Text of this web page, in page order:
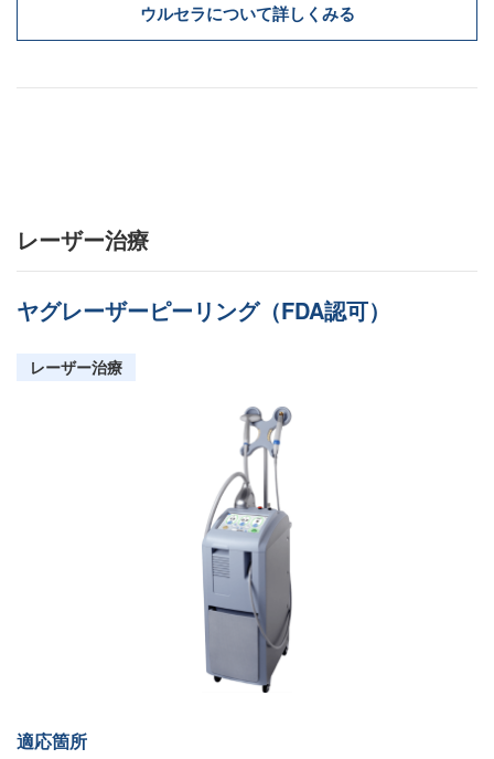
ウルセラについて詳しくみる
レーザー治療
ヤグレーザーピーリング（FDA認可）
レーザー治療
適応箇所